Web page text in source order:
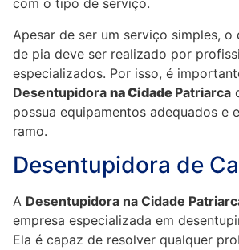
com o tipo de serviço.
Apesar de ser um serviço simples, o
de pia deve ser realizado por
especializados. Por isso, é
Desentupidora na Cidade Patriarca
possua equipamentos adequados e
ramo.
Desentupidora de
A Desentupidora na Cidade
empresa especializada em
Ela é capaz de resolver qualquer